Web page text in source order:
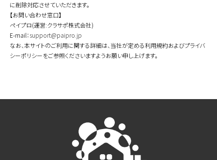
に削除対応させていただきます。
【お問い合わせ窓口】
ペイプロ(運営:クラサポ株式会社)
E-mail：support@paipro.jp
なお、本サイトのご利用に関する詳細は、当社が定める利用規約およびプライバ
シーポリシーをご参照くださいますようお願い申し上げます。